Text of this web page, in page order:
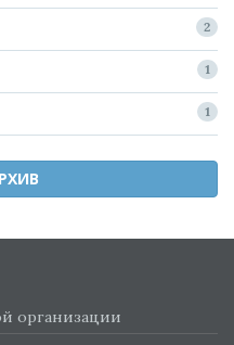
2
1
1
организации